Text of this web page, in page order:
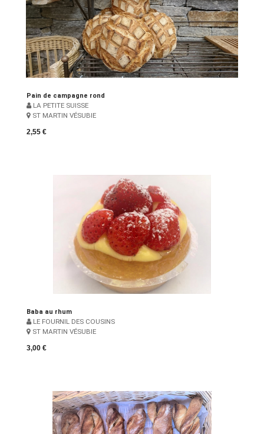
Pain de campagne rond
LA PETITE SUISSE
ST MARTIN VÉSUBIE
2,55 €
Baba au rhum
LE FOURNIL DES COUSINS
ST MARTIN VÉSUBIE
3,00 €